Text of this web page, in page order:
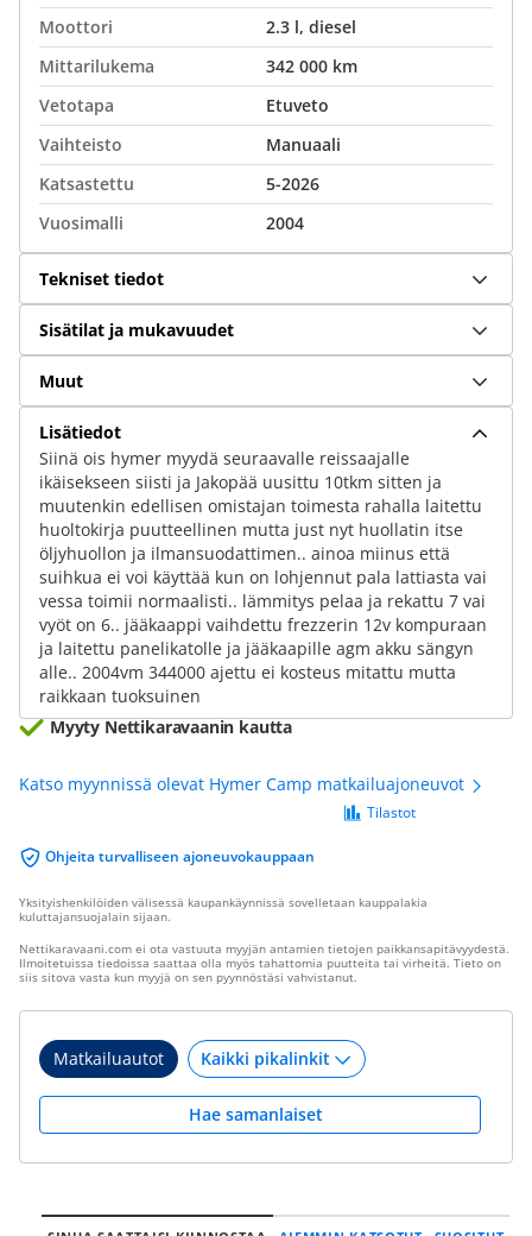
Moottori
2.3 l, diesel
Mittarilukema
342 000 km
Vetotapa
Etuveto
Vaihteisto
Manuaali
Katsastettu
5-2026
Vuosimalli
2004
Tekniset tiedot
Sisätilat ja mukavuudet
Muut
Lisätiedot
Siinä ois hymer myydä seuraavalle reissaajalle
ikäisekseen siisti ja Jakopää uusittu 10tkm sitten ja
muutenkin edellisen omistajan toimesta rahalla laitettu
huoltokirja puutteellinen mutta just nyt huollatin itse
öljyhuollon ja ilmansuodattimen.. ainoa miinus että
suihkua ei voi käyttää kun on lohjennut pala lattiasta vai
vessa toimii normaalisti.. lämmitys pelaa ja rekattu 7 vai
vyöt on 6.. jääkaappi vaihdettu frezzerin 12v kompuraan
ja laitettu panelikatolle ja jääkaapille agm akku sängyn
alle.. 2004vm 344000 ajettu ei kosteus mitattu mutta
raikkaan tuoksuinen
Myyty Nettikaravaanin kautta
Katso myynnissä olevat Hymer Camp matkailuajoneuvot
Ohjeita turvalliseen ajoneuvokauppaan
Tilastot
Yksityishenkilöiden välisessä kaupankäynnissä sovelletaan kauppalakia
kuluttajansuojalain sijaan.
Nettikaravaani.com ei ota vastuuta myyjän antamien tietojen paikkansapitävyydestä.
Ilmoitetuissa tiedoissa saattaa olla myös tahattomia puutteita tai virheitä. Tieto on
siis sitova vasta kun myyjä on sen pyynnöstäsi vahvistanut.
Matkailuautot
Hae samanlaiset